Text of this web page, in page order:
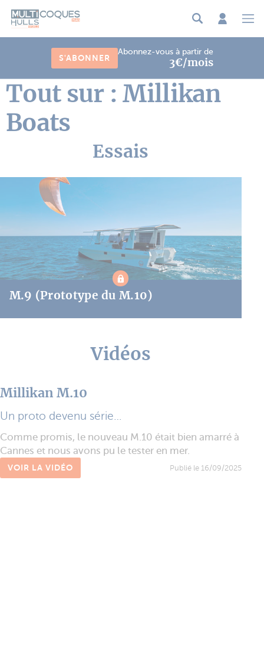
S'ABONNER
Abonnez-vous à partir de
3€/mois
Tout sur : Millikan
Boats
Essais
M.9 (Prototype du M.10)
Vidéos
Millikan M.10
Un proto devenu série…
Comme promis, le nouveau M.10 était bien amarré à
Cannes et nous avons pu le tester en mer.
VOIR LA VIDÉO Publié le 16/09/2025